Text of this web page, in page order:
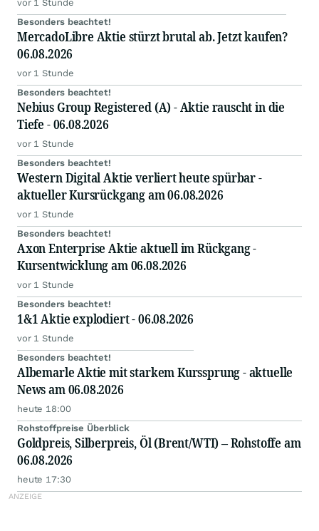
vor 1 Stunde
Besonders beachtet!
MercadoLibre Aktie stürzt brutal ab. Jetzt kaufen?
06.08.2026
vor 1 Stunde
Besonders beachtet!
Nebius Group Registered (A) - Aktie rauscht in die
Tiefe - 06.08.2026
vor 1 Stunde
Besonders beachtet!
Western Digital Aktie verliert heute spürbar -
aktueller Kursrückgang am 06.08.2026
vor 1 Stunde
Besonders beachtet!
Axon Enterprise Aktie aktuell im Rückgang -
Kursentwicklung am 06.08.2026
vor 1 Stunde
Besonders beachtet!
1&1 Aktie explodiert - 06.08.2026
vor 1 Stunde
Besonders beachtet!
Albemarle Aktie mit starkem Kurssprung - aktuelle
News am 06.08.2026
heute 18:00
Rohstoffpreise Überblick
Goldpreis, Silberpreis, Öl (Brent/WTI) – Rohstoffe am
06.08.2026
heute 17:30